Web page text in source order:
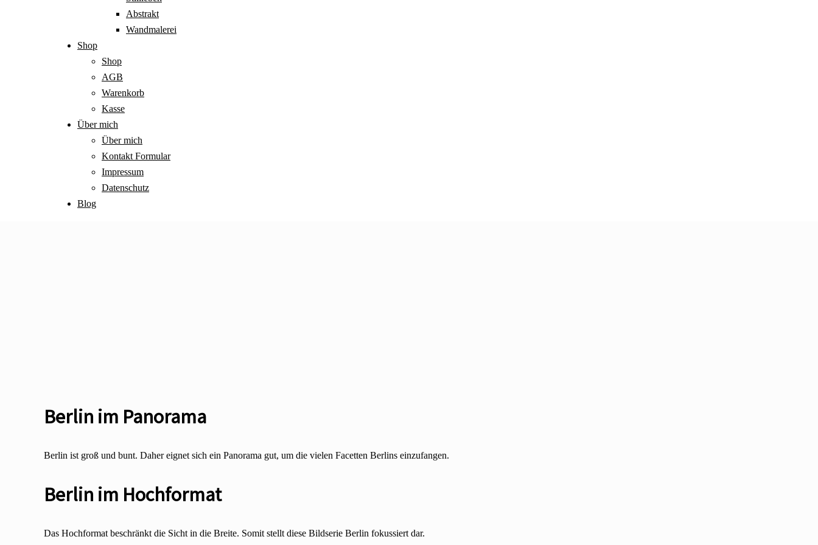
Abstrakt
Wandmalerei
Shop
Shop
AGB
Warenkorb
Kasse
Über mich
Über mich
Kontakt Formular
Impressum
Datenschutz
Blog
Berlin im Panorama
Berlin ist groß und bunt. Daher eignet sich ein Panorama gut, um die vielen Facetten Berlins einzufangen.
Berlin im Hochformat
Das Hochformat beschränkt die Sicht in die Breite. Somit stellt diese Bildserie Berlin fokussiert dar.